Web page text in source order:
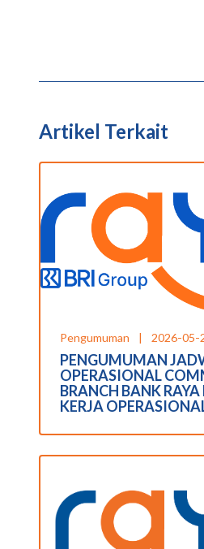
Artikel Terkait
Pengumuman | 2026-05-
PENGUMUMAN
OPERASIONAL
BRANCH BANK
KERJA